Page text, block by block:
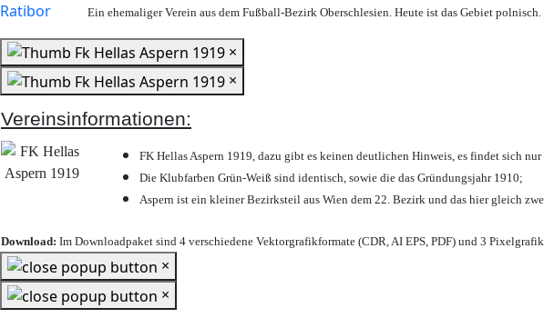
Ein ehemaliger Verein aus dem Fußball-Bezirk Oberschlesien. Heute ist das Gebiet polnisch.
×
×
Vereinsinformationen:
FK Hellas Aspern 1919, dazu gibt es keinen deutlichen Hinweis, es findet sich
Die Klubfarben Grün-Weiß sind identisch, sowie die das Gründungsjahr 1910;
Aspern ist ein kleiner Bezirksteil aus Wien dem 22. Bezirk und das hier gleich
Download: Im Downloadpaket sind 4 verschiedene Vektorgrafikformate (CDR, AI EPS, PDF) und 3
×
×